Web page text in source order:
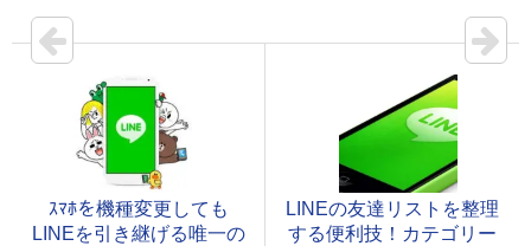
ｽﾏﾎを機種変更しても
LINEを引き継げる唯一の
LINEの友達リストを整理
する便利技！カテゴリー